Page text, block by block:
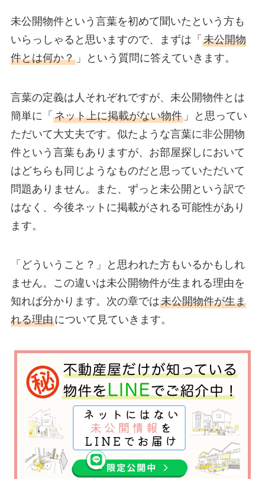
未公開物件という言葉を初めて聞いたという方も
いらっしゃると思いますので、まずは「 未公開物
件とは何か？」という質問に答えていきます。
言葉の定義は人それぞれですが、未公開物件とは
簡単に「 ネット上に掲載がない物件」と思ってい
ただいて大丈夫です。似たような言葉に非公開物
件という言葉もありますが、お部屋探しにおいて
はどちらも同じようなものだと思っていただいて
問題ありません。また、ずっと未公開という訳で
はなく、今後ネットに掲載がされる可能性があり
ます。
「どういうこと？」と思われた方もいるかもしれ
ません。この違いは未公開物件が生まれる理由を
知れば分かります。次の章では未公開物件が生ま
れる理由について見ていきます。